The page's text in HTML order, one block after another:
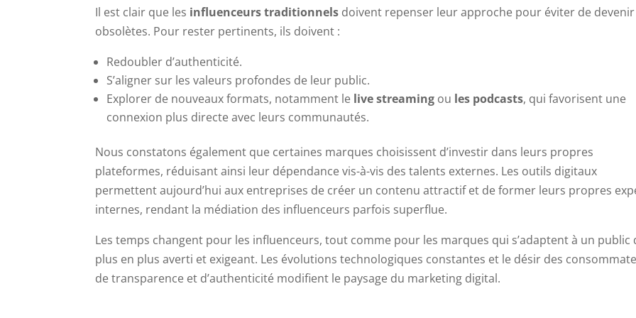
Il est clair que les influenceurs traditionnels doivent repenser leur approche pour éviter de devenir
obsolètes. Pour rester pertinents, ils doivent :
Redoubler d’authenticité.
S’aligner sur les valeurs profondes de leur public.
Explorer de nouveaux formats, notamment le live streaming ou les podcasts, qui favorisent une
connexion plus directe avec leurs communautés.
Nous constatons également que certaines marques choisissent d’investir dans leurs propres
plateformes, réduisant ainsi leur dépendance vis-à-vis des talents externes. Les outils digitaux
permettent aujourd’hui aux entreprises de créer un contenu attractif et de former leurs propres
internes, rendant la médiation des influenceurs parfois superflue.
Les temps changent pour les influenceurs, tout comme pour les marques qui s’adaptent à un public
plus en plus averti et exigeant. Les évolutions technologiques constantes et le désir des
de transparence et d’authenticité modifient le paysage du marketing digital.